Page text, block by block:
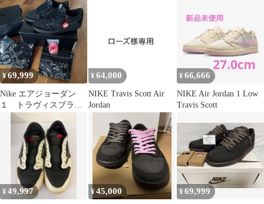
¥69,999
Nike エアジョーダン
１ トラヴィスブラッ
クファントム 正規品
¥ 64,000
NIKE Travis Scott Air
Jordan
¥66,666
NIKE Air Jordan 1 Low
Travis Scott
¥49,997 ¥45,000 ¥69,999